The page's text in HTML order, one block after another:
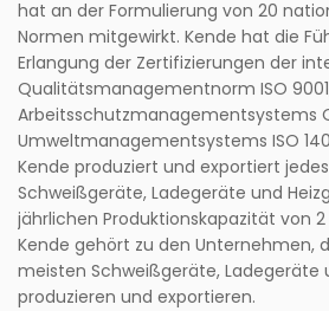
hat an der Formulierung von 20
Normen mitgewirkt. Kende hat die
Erlangung der Zertifizierungen der
Qualitätsmanagementnorm ISO
Arbeitsschutzmanagementsystems
Umweltmanagementsystems ISO
Kende produziert und exportiert
Schweißgeräte, Ladegeräte und
jährlichen Produktionskapazität von
Kende gehört zu den Unternehmen,
meisten Schweißgeräte, Ladegeräte
produzieren und exportieren.